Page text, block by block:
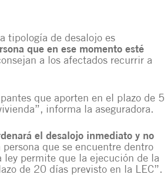
tipología de desalojo es
que en ese momento esté
a los afectados recurrir a
que aporten en el plazo de 5
informa la aseguradora.
el desalojo inmediato y no
que se encuentre dentro
ley permite que la ejecución de la
de 20 días previsto en la LEC”.